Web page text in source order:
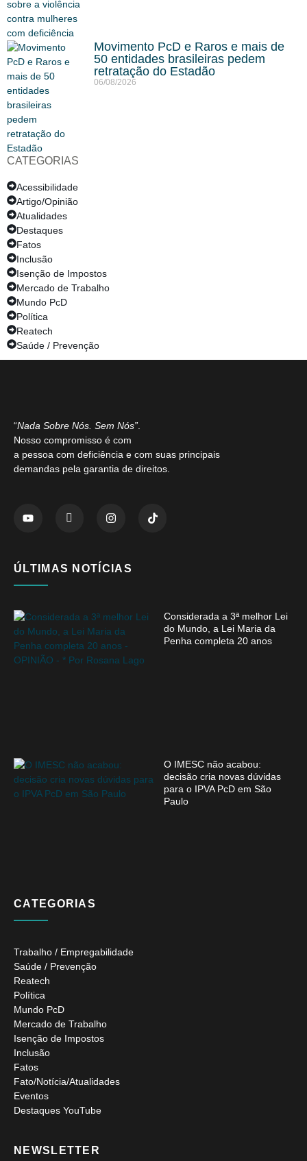
Movimento PcD e Raros e mais de
50 entidades brasileiras pedem
retratação do Estadão
06/08/2026
CATEGORIAS
Acessibilidade
Artigo/Opinião
Atualidades
Destaques
Fatos
Inclusão
Isenção de Impostos
Mercado de Trabalho
Mundo PcD
Política
Reatech
Saúde / Prevenção
“Nada Sobre Nós. Sem Nós”.
Nosso compromisso é com
a pessoa com deficiência e com suas principais
demandas pela garantia de direitos.
ÚLTIMAS NOTÍCIAS
Considerada a 3ª melhor Lei
do Mundo, a Lei Maria da
Penha completa 20 anos
O IMESC não acabou:
decisão cria novas dúvidas
para o IPVA PcD em São
Paulo
CATEGORIAS
Trabalho / Empregabilidade
Saúde / Prevenção
Reatech
Política
Mundo PcD
Mercado de Trabalho
Isenção de Impostos
Inclusão
Fatos
Fato/Notícia/Atualidades
Eventos
Destaques YouTube
NEWSLETTER